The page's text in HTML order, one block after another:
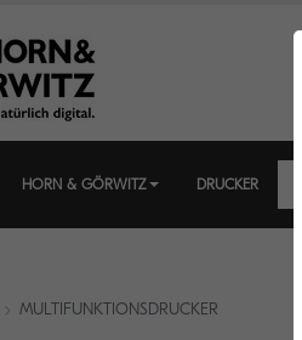
HORN & GÖRWITZ DRUCKER
MULTIFUNKTIONSDRUCKER